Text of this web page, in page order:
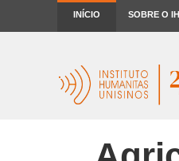
INÍCIO SOBRE O